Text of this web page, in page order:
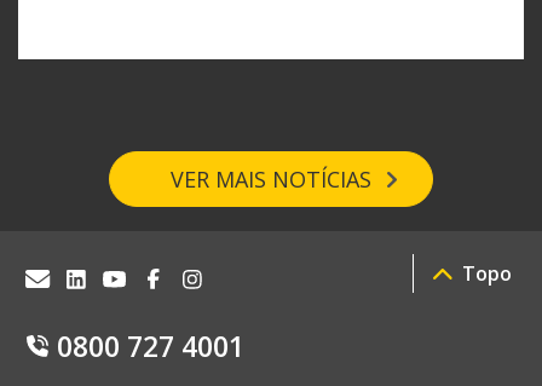
VER MAIS NOTÍCIAS
0800 727 4001
Topo